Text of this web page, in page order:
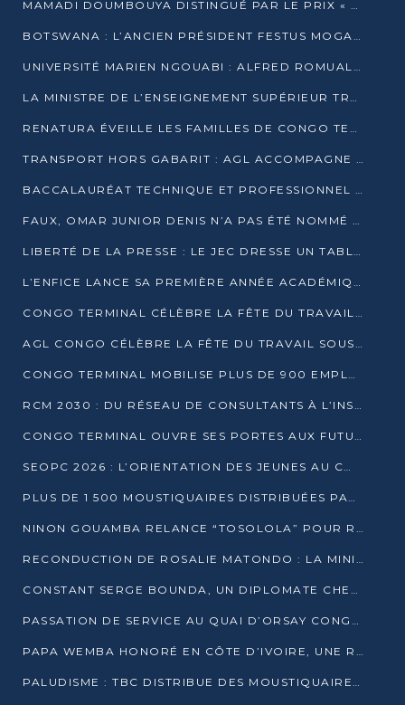
MAMADI DOUMBOUYA DISTINGUÉ PAR LE PRIX « SUPER GRAND BÂTISSEUR BABACAR N’DIAYE »
BOTSWANA : L’ANCIEN PRÉSIDENT FESTUS MOGAE EST MORT À 86 ANS
UNIVERSITÉ MARIEN NGOUABI : ALFRED ROMUALD NGUYA POATY SOUTIENT UNE THÈSE SUR LE PARADOXE DE LA CROISSANCE EN ZONE CEMAC
LA MINISTRE DE L’ENSEIGNEMENT SUPÉRIEUR TRACE SA FEUILLE DE ROUTE
RENATURA ÉVEILLE LES FAMILLES DE CONGO TERMINAL À LA PROTECTION DE L’ENVIRONNEMENT
TRANSPORT HORS GABARIT : AGL ACCOMPAGNE LE DÉVELOPPEMENT DU SECTEUR BRASSICOLE AU CONGO
BACCALAURÉAT TECHNIQUE ET PROFESSIONNEL : 16 352 CANDIDATS LANCÉS DANS LES ÉPREUVES D’EPS
FAUX, OMAR JUNIOR DENIS N’A PAS ÉTÉ NOMMÉ AIDE DE CAMP ADJOINT DE DENIS SASSOU NGUESSO
LIBERTÉ DE LA PRESSE : LE JEC DRESSE UN TABLEAU PRÉOCCUPANT AU CONGO
L’ENFICE LANCE SA PREMIÈRE ANNÉE ACADÉMIQUE AVEC 100 FUTURS ENSEIGNANTS
CONGO TERMINAL CÉLÈBRE LA FÊTE DU TRAVAIL AVEC SES COLLABORATEURS À POINTE-NOIRE
AGL CONGO CÉLÈBRE LA FÊTE DU TRAVAIL SOUS LE SIGNE DE LA COHÉSION
CONGO TERMINAL MOBILISE PLUS DE 900 EMPLOYÉS AUTOUR DE LA SÉCURITÉ AU TRAVAIL
RCM 2030 : DU RÉSEAU DE CONSULTANTS À L’INSTRUMENT DE PUISSANCE EN AFRIQUE FRANCOPHONE
CONGO TERMINAL OUVRE SES PORTES AUX FUTURS INGÉNIEURS AU FORUM DES MÉTIERS D’UCAC-ICAM
SEOPC 2026 : L’ORIENTATION DES JEUNES AU CŒUR DE LA DEUXIÈME ÉDITION
PLUS DE 1 500 MOUSTIQUAIRES DISTRIBUÉES PAR AGL ET CONGO TERMINAL DANS LA LUTTE CONTRE LE PALUDISME
NINON GOUAMBA RELANCE “TOSOLOLA” POUR RENFORCER LE DIALOGUE AVEC LES CITOYENS
RECONDUCTION DE ROSALIE MATONDO : LA MINISTRE PROMET D’ACCÉLÉRER LE TRAITEMENT DES DOSSIERS ET DE RELEVER DE NOUVEAUX DÉFIS
CONSTANT SERGE BOUNDA, UN DIPLOMATE CHEVRONNÉ AUX COMMANDES DES AFFAIRES ÉTRANGÈRES
PASSATION DE SERVICE AU QUAI D’ORSAY CONGOLAIS : GAKOSSO PASSE LE FLAMBEAU À BOUNDA
PAPA WEMBA HONORÉ EN CÔTE D’IVOIRE, UNE RUE PORTE DÉSORMAIS SON NOM
PALUDISME : TBC DISTRIBUE DES MOUSTIQUAIRES DANS DEUX CSI DE BRAZZAVILLE